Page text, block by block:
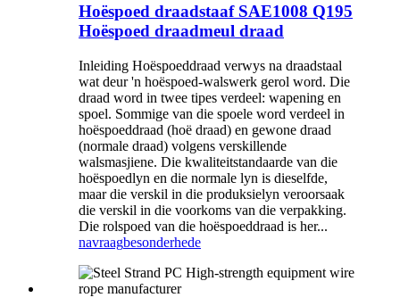
Hoëspoed draadstaaf SAE1008 Q195
Hoëspoed draadmeul draad
Inleiding Hoëspoeddraad verwys na draadstaal
wat deur 'n hoëspoed-walswerk gerol word. Die
draad word in twee tipes verdeel: wapening en
spoel. Sommige van die spoele word verdeel in
hoëspoeddraad (hoë draad) en gewone draad
(normale draad) volgens verskillende
walsmasjiene. Die kwaliteitstandaarde van die
hoëspoedlyn en die normale lyn is dieselfde,
maar die verskil in die produksielyn veroorsaak
die verskil in die voorkoms van die verpakking.
Die rolspoed van die hoëspoeddraad is her...
navraagbesonderhede